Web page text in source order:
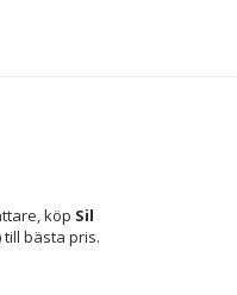
köp Sil
till bästa pris.